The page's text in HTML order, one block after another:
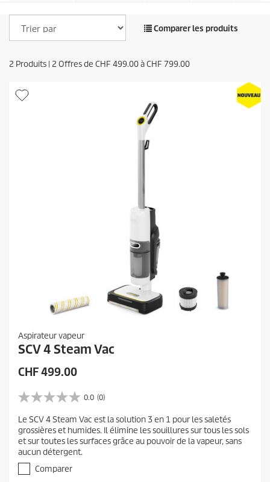
Comparer les produits
2 Produits | 2 Offres de CHF 499.00àCHF 799.00
Aspirateur vapeur
SCV 4 Steam Vac
P
i
a
c
t
u
e
CHF 499.00
0.0 (0)
0
0
s
u
r
é
Le SCV 4 Steam Vac est la solution 3 en 1 pour les saletés
grossières et humides. Il élimine les souillures sur tous les sols
et sur toutes les surfaces grâce au pouvoir de la vapeur, sans
aucun détergent.
Comparer